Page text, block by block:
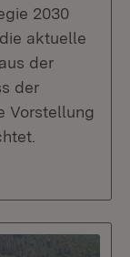
2030
aktuelle
der
der
Vorstellung